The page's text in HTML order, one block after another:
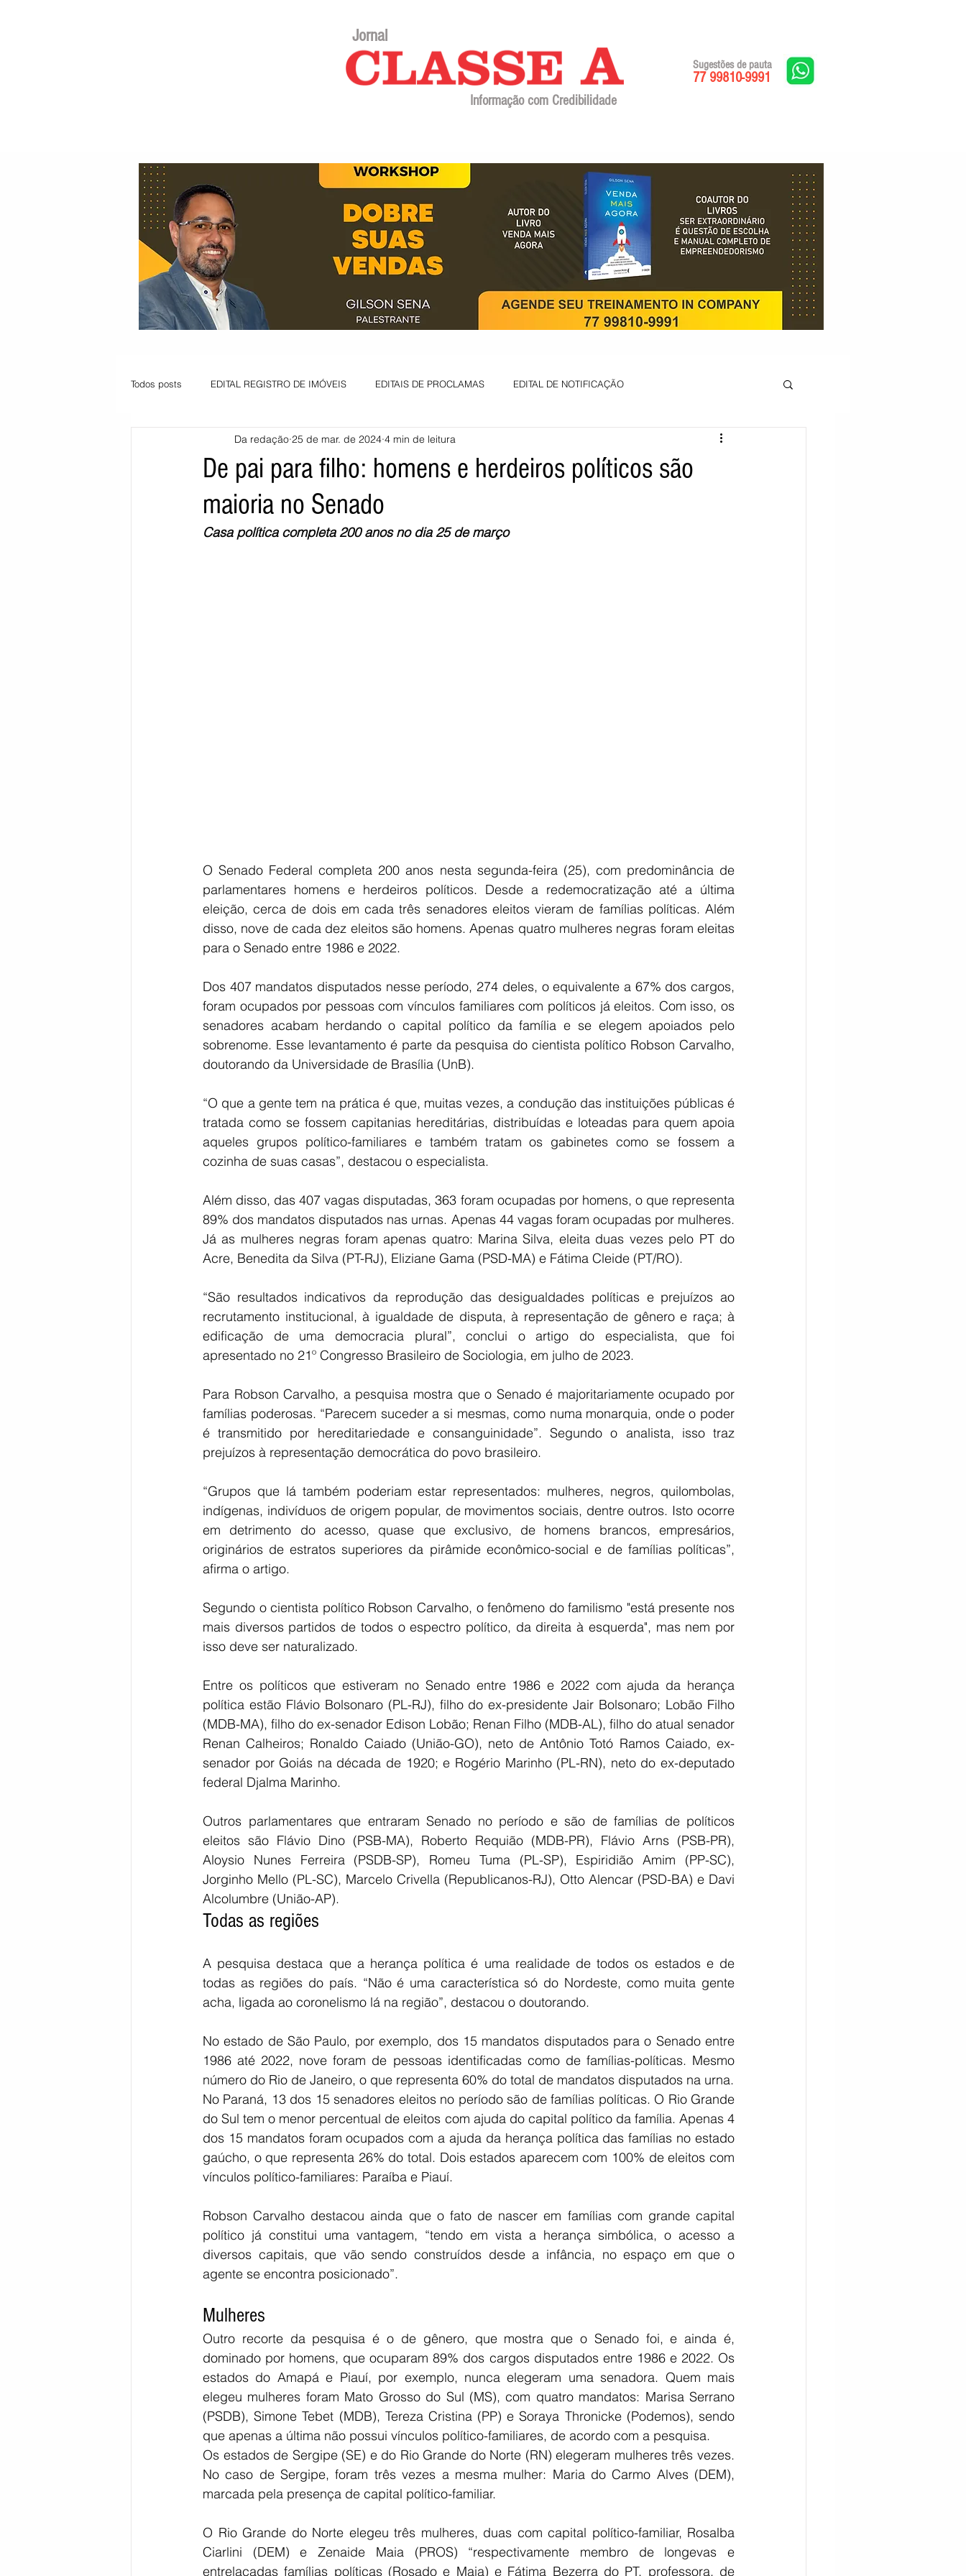
Jornal
77 99810-9991
Sugestões de pauta
Informação com Credibilidade
Todos posts EDITAL REGISTRO DE IMÓVEIS EDITAIS DE PROCLAMAS EDITAL DE NOTIFICAÇÃO
VAGA PARA JOVEM APRENDIZ EDITAL DE INTIMAÇÃO AVISO DE LEILÃO
Informe - Deputado Tito Balanço ambiental
De pai para filho: homens e herdeiros políticos são
maioria no Senado
Da redação 25 de mar. de 2024 4 min de leitura
Casa política completa 200 anos no dia 25 de março
O Senado Federal completa 200 anos nesta segunda-feira (25), com predominância de
parlamentares homens e herdeiros políticos. Desde a redemocratização até a última
eleição, cerca de dois em cada três senadores eleitos vieram de famílias políticas. Além
disso, nove de cada dez eleitos são homens. Apenas quatro mulheres negras foram eleitas
para o Senado entre 1986 e 2022.
Dos 407 mandatos disputados nesse período, 274 deles, o equivalente a 67% dos cargos,
foram ocupados por pessoas com vínculos familiares com políticos já eleitos. Com isso, os
senadores acabam herdando o capital político da família e se elegem apoiados pelo
sobrenome. Esse levantamento é parte da pesquisa do cientista político Robson Carvalho,
doutorando da Universidade de Brasília (UnB).
“O que a gente tem na prática é que, muitas vezes, a condução das instituições públicas é
tratada como se fossem capitanias hereditárias, distribuídas e loteadas para quem apoia
aqueles grupos político-familiares e também tratam os gabinetes como se fossem a
cozinha de suas casas”, destacou o especialista.
Além disso, das 407 vagas disputadas, 363 foram ocupadas por homens, o que representa
89% dos mandatos disputados nas urnas. Apenas 44 vagas foram ocupadas por mulheres.
Já as mulheres negras foram apenas quatro: Marina Silva, eleita duas vezes pelo PT do
Acre, Benedita da Silva (PT-RJ), Eliziane Gama (PSD-MA) e Fátima Cleide (PT/RO).
“São resultados indicativos da reprodução das desigualdades políticas e prejuízos ao
recrutamento institucional, à igualdade de disputa, à representação de gênero e raça; à
edificação de uma democracia plural”, conclui o artigo do especialista, que foi
apresentado no 21º Congresso Brasileiro de Sociologia, em julho de 2023.
Para Robson Carvalho, a pesquisa mostra que o Senado é majoritariamente ocupado por
famílias poderosas. “Parecem suceder a si mesmas, como numa monarquia, onde o poder
é transmitido por hereditariedade e consanguinidade”. Segundo o analista, isso traz
prejuízos à representação democrática do povo brasileiro.
“Grupos que lá também poderiam estar representados: mulheres, negros, quilombolas,
indígenas, indivíduos de origem popular, de movimentos sociais, dentre outros. Isto ocorre
em detrimento do acesso, quase que exclusivo, de homens brancos, empresários,
originários de estratos superiores da pirâmide econômico-social e de famílias políticas”,
afirma o artigo.
Segundo o cientista político Robson Carvalho, o fenômeno do familismo "está presente nos
mais diversos partidos de todos o espectro político, da direita à esquerda", mas nem por
isso deve ser naturalizado.
Entre os políticos que estiveram no Senado entre 1986 e 2022 com ajuda da herança
política estão Flávio Bolsonaro (PL-RJ), filho do ex-presidente Jair Bolsonaro; Lobão Filho
(MDB-MA), filho do ex-senador Edison Lobão; Renan Filho (MDB-AL), filho do atual senador
Renan Calheiros; Ronaldo Caiado (União-GO), neto de Antônio Totó Ramos Caiado, ex-
senador por Goiás na década de 1920; e Rogério Marinho (PL-RN), neto do ex-deputado
federal Djalma Marinho.
Outros parlamentares que entraram Senado no período e são de famílias de políticos
eleitos são Flávio Dino (PSB-MA), Roberto Requião (MDB-PR), Flávio Arns (PSB-PR),
Aloysio Nunes Ferreira (PSDB-SP), Romeu Tuma (PL-SP), Espiridião Amim (PP-SC),
Jorginho Mello (PL-SC), Marcelo Crivella (Republicanos-RJ), Otto Alencar (PSD-BA) e Davi
Alcolumbre (União-AP).
Todas as regiões
A pesquisa destaca que a herança política é uma realidade de todos os estados e de
todas as regiões do país. “Não é uma característica só do Nordeste, como muita gente
acha, ligada ao coronelismo lá na região”, destacou o doutorando.
No estado de São Paulo, por exemplo, dos 15 mandatos disputados para o Senado entre
1986 até 2022, nove foram de pessoas identificadas como de famílias-políticas. Mesmo
número do Rio de Janeiro, o que representa 60% do total de mandatos disputados na urna.
No Paraná, 13 dos 15 senadores eleitos no período são de famílias políticas. O Rio Grande
do Sul tem o menor percentual de eleitos com ajuda do capital político da família. Apenas 4
dos 15 mandatos foram ocupados com a ajuda da herança política das famílias no estado
gaúcho, o que representa 26% do total. Dois estados aparecem com 100% de eleitos com
vínculos político-familiares: Paraíba e Piauí.
Robson Carvalho destacou ainda que o fato de nascer em famílias com grande capital
político já constitui uma vantagem, “tendo em vista a herança simbólica, o acesso a
diversos capitais, que vão sendo construídos desde a infância, no espaço em que o
agente se encontra posicionado”.
Mulheres
Outro recorte da pesquisa é o de gênero, que mostra que o Senado foi, e ainda é,
dominado por homens, que ocuparam 89% dos cargos disputados entre 1986 e 2022. Os
estados do Amapá e Piauí, por exemplo, nunca elegeram uma senadora. Quem mais
elegeu mulheres foram Mato Grosso do Sul (MS), com quatro mandatos: Marisa Serrano
(PSDB), Simone Tebet (MDB), Tereza Cristina (PP) e Soraya Thronicke (Podemos), sendo
que apenas a última não possui vínculos político-familiares, de acordo com a pesquisa.
Os estados de Sergipe (SE) e do Rio Grande do Norte (RN) elegeram mulheres três vezes.
No caso de Sergipe, foram três vezes a mesma mulher: Maria do Carmo Alves (DEM),
marcada pela presença de capital político-familiar.
O Rio Grande do Norte elegeu três mulheres, duas com capital político-familiar, Rosalba
Ciarlini (DEM) e Zenaide Maia (PROS) “respectivamente membro de longevas e
entrelaçadas famílias políticas (Rosado e Maia) e Fátima Bezerra do PT, professora, de